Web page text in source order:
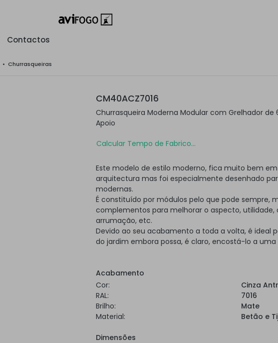
Contactos
• Churrasqueiras
CM40ACZ7016
Churrasqueira Moderna Modular com Grelhador
Apoio
Calcular Tempo de Fabrico...
Este modelo de estilo moderno, fica muito bem
arquitectura mas foi especialmente desenhado
modernas.
É constituído por módulos pelo que pode sempre,
complementos para melhorar o aspecto, utilidade,
arrumação, etc.
Devido ao seu acabamento a toda a volta, é ideal
do jardim embora possa, é claro, encostá-lo a uma
Acabamento
Cor:
Cinza
RAL:
7016
Brilho:
Mate
Material:
Betão e
Dimensões